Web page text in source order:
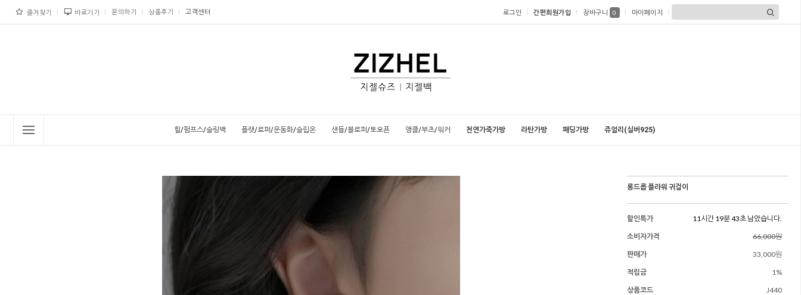
즐겨찾기 바로가기 문의하기 상품후기 고객센터 로그인 간편회원가입 장바구니 0 마이페이지
힐/펌프스/슬링백 플랫/로퍼/운동화/슬립온 샌들/블로퍼/토오픈 앵클/부츠/워커 천연가죽가방 라탄가방 패딩가방 쥬얼리(실버925)
롱드롭 플라워 귀걸이
할인특가
11시간 19분 41초 남았습니다.
소비자가격
66,000원
판매가
33,000원
적립금
1%
상품코드
J440